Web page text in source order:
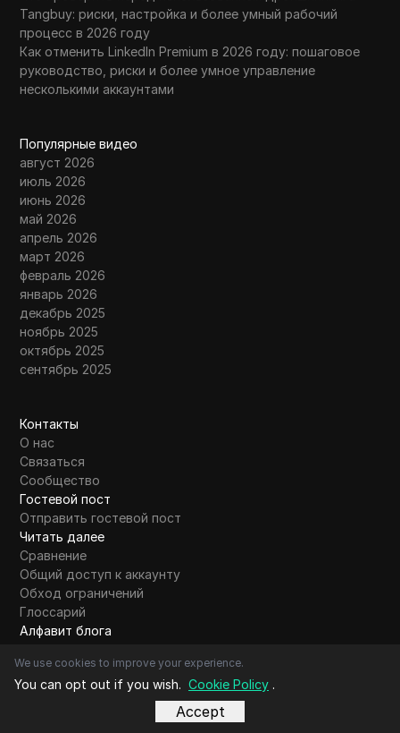
Tangbuy: риски, настройка и более умный рабочий
процесс в 2026 году
Как отменить LinkedIn Premium в 2026 году: пошаговое
руководство, риски и более умное управление
несколькими аккаунтами
Популярные видео
август 2026
июль 2026
июнь 2026
май 2026
апрель 2026
март 2026
февраль 2026
январь 2026
декабрь 2025
ноябрь 2025
октябрь 2025
сентябрь 2025
Контакты
О нас
Связаться
Сообщество
Гостевой пост
Отправить гостевой пост
Читать далее
Сравнение
Общий доступ к аккаунту
Обход ограничений
Глоссарий
Алфавит блога
Copyright© DICloak Technology Limited
We use cookies to improve your experience.
You can opt out if you wish. Cookie Policy .
Accept